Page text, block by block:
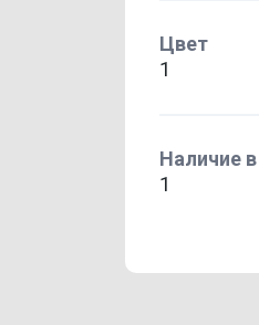
Цвет
1
Наличие
1